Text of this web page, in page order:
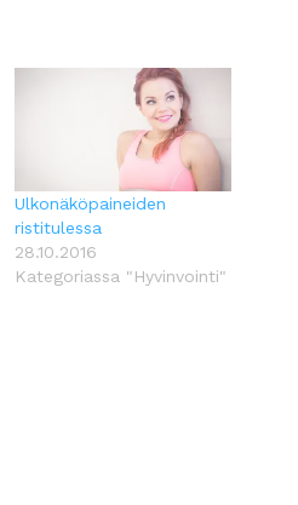
Ulkonäköpaineiden
ristitulessa
28.10.2016
Kategoriassa "Hyvinvointi"